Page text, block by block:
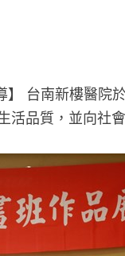
台南新樓醫院
品質，並向社